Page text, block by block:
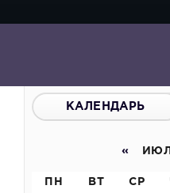
КАЛЕНДАРЬ
«
ПН ВТ СР